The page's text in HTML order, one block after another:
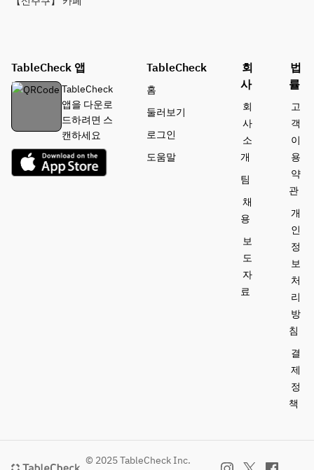
TableCheck 앱
TableCheck
앱을 다운로
드하려면 스
캔하세요
TableCheck
홈
둘러보기
로그인
도움말
회
사
회
사
소
개
팀
채
용
보
도
자
료
법
률
고
객
이
용
약
관
개
인
정
보
처
리
방
침
결
제
정
책
© 2025 TableCheck Inc.